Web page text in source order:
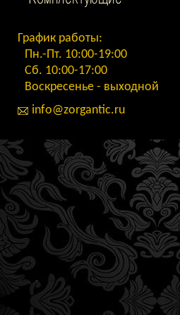
График работы:
Пн.-Пт. 10:00-19:00
Сб. 10:00-17:00
Воскресенье - выходной
info@zorgantic.ru